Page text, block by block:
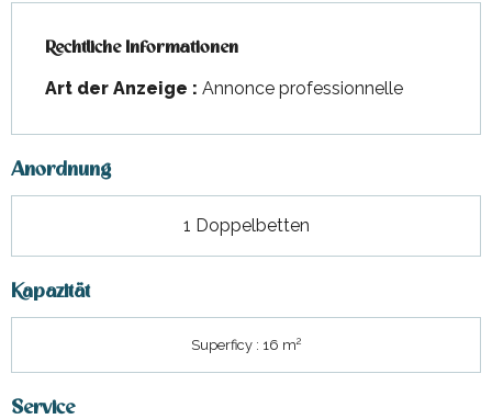
Rechtliche Informationen
Rechtliche Informationen
Art der Anzeige : Annonce professionnelle
Anordnung
1 Doppelbetten
Kapazität
Superficy : 16 m2
Service